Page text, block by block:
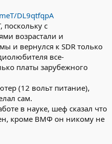
DL9qtfqpA
поскольку с
возрастали и
и вернулся к SDR только
все-
платы зарубежного
(12 вольт питание),
сам.
в науке, шеф сказал что
кроме ВМФ он никому не